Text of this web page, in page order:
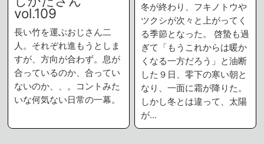
vol.109
長い竹を運ぶおじさん二
人。それぞれ進もうとしま
すが、方向が合わず。息が
合っているのか、合ってい
ないのか、、。コントみた
いな何気ない日常の一幕。
冬が終わり、フキノトウや
ツクシが次々と上がってく
る季節となった。 啓蟄も過
ぎて「もうこれからは暖か
くなる一方だろう」と油断
した９日、零下の寒い朝と
なり、一面に霜が降りた。
しかし冬とは違って、太陽
が…